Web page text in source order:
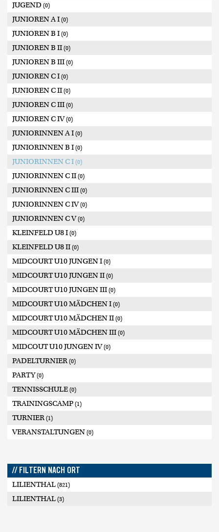
JUGEND (0)
JUNIOREN A I (0)
JUNIOREN B I (0)
JUNIOREN B II (0)
JUNIOREN B III (0)
JUNIOREN C I (0)
JUNIOREN C II (0)
JUNIOREN C III (0)
JUNIOREN C IV(0)
JUNIORINNEN A I (0)
JUNIORINNEN B I (0)
JUNIORINNEN C I (0)
JUNIORINNEN C II (0)
JUNIORINNEN C III (0)
JUNIORINNEN C IV(0)
JUNIORINNEN C V(0)
KLEINFELD U8 I (0)
KLEINFELD U8 II (0)
MIDCOURT U10 JUNGEN I (0)
MIDCOURT U10 JUNGEN II (0)
MIDCOURT U10 JUNGEN III (0)
MIDCOURT U10 MÄDCHEN I (0)
MIDCOURT U10 MÄDCHEN II (0)
MIDCOURT U10 MÄDCHEN III (0)
MIDCOUT U10 JUNGEN IV(0)
PADELTURNIER (0)
PARTY(0)
TENNISSCHULE (0)
TRAININGSCAMP (1)
TURNIER (1)
VERANSTALTUNGEN (0)
// FILTERN NACH ORT
LILIENTHAL (821)
LILIENTHAL (3)